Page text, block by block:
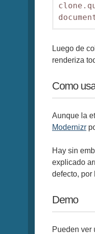
Luego de
renderiza
Como
Aunque la
Modernizr
Hay sin
explicado
defecto, por
Demo
Pueden ver